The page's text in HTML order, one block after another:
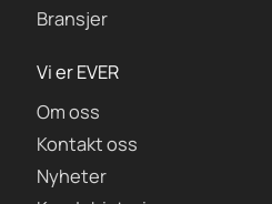
Bransjer
Vi er EVER
Om oss
Kontakt oss
Nyheter